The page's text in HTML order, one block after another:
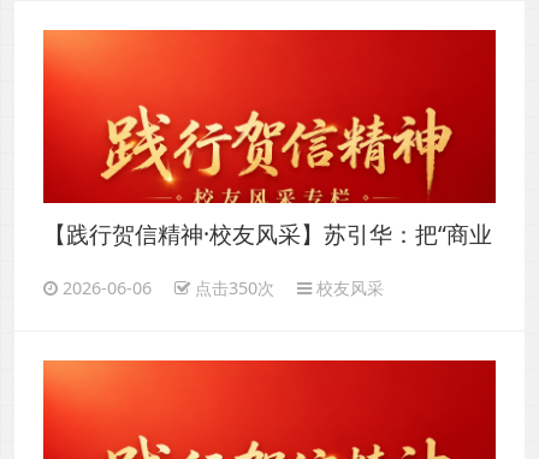
【践行贺信精神·校友风采】苏引华：把“商业
2026-06-06 点击350次 校友风采